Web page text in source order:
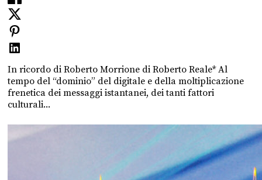
In ricordo di Roberto Morrione di Roberto Reale* Al
tempo del “dominio” del digitale e della moltiplicazione
frenetica dei messaggi istantanei, dei tanti fattori
culturali...